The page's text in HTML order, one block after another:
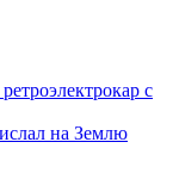
с
на Землю